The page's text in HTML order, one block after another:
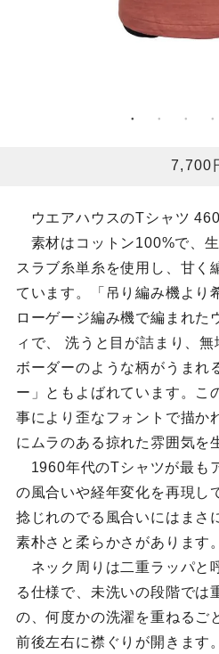
7,700
ウエアハウスのTシャツ
素材はコットン100%で、
スラブ糸単糸を使用し、甘く
ています。「吊り編み機より
ローゲージ編み機で編まれた
ィで、 洗うと目が詰まり、
ボーダーのような柄がうまれ
ー」ともよばれています。こ
事により歪なフォントで描か
にムラのある掠れた雰囲気を
1960年代のTシャツが最も
の風合いや経年変化を再現し
捻じれのでる風合いにはまさ
素朴さと柔らかさがあります。
ネック周りは二重ラッパと
る仕様で、未洗いの段階では
の、何度かの洗濯を重ねるご
前後左右に襟ぐりが開きます。